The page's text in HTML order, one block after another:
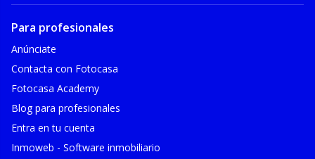
Para profesionales
Anúnciate
Contacta con Fotocasa
Fotocasa Academy
Blog para profesionales
Entra en tu cuenta
Inmoweb - Software inmobiliario